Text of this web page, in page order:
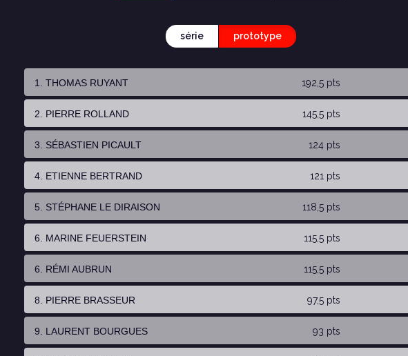
série prototype
1. THOMAS RUYANT 192,5 pts
2. PIERRE ROLLAND 145,5 pts
3. SÉBASTIEN PICAULT 124 pts
4. ETIENNE BERTRAND 121 pts
5. STÉPHANE LE DIRAISON 118,5 pts
6. MARINE FEUERSTEIN 115,5 pts
6. RÉMI AUBRUN 115,5 pts
8. PIERRE BRASSEUR 97,5 pts
9. LAURENT BOURGUES 93 pts